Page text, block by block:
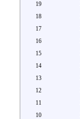
19
18
17
16
15
14
13
12
11
10